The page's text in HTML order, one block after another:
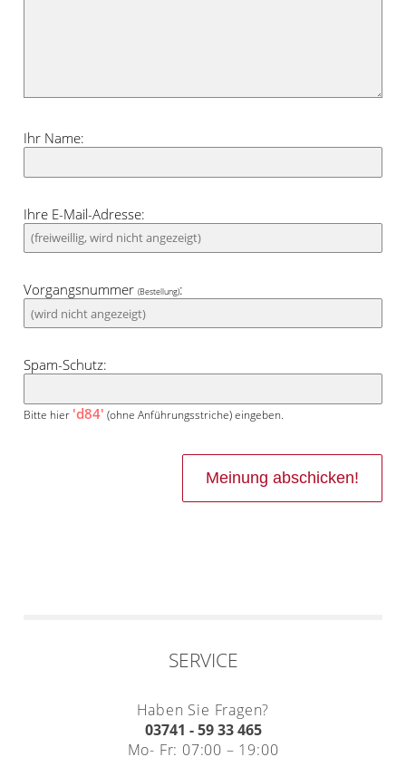
Ihr Name:
Ihre E-Mail-Adresse:
Vorgangsnummer(Bestellung):
Spam-Schutz:
Bitte hier 'd84' (ohne Anführungsstriche) eingeben.
SERVICE
Haben Sie Fragen?
03741 - 59 33 465
Mo- Fr: 07:00 – 19:00